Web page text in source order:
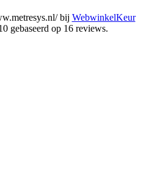
bij WebwinkelKeur
gebaseerd op 16 reviews.